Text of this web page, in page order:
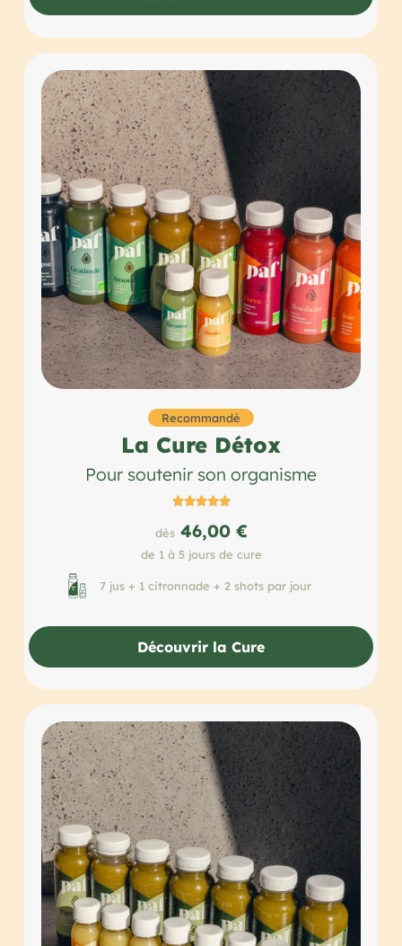
Recommandé
La Cure Détox
Pour soutenir son organisme

dès46,00 €
de 1 à 5 jours de cure
7 jus + 1 citronnade + 2 shots par jour
Découvrir la Cure